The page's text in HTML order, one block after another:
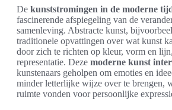
De kunststromingen in de moderne
fascinerende afspiegeling van de
samenleving. Abstracte kunst,
traditionele opvattingen over wat kunst
door zich te richten op kleur, vorm en
representatie. Deze moderne kunst
kunstenaars geholpen om emoties en
minder letterlijke wijze over te brengen,
ruimte vonden voor persoonlijke